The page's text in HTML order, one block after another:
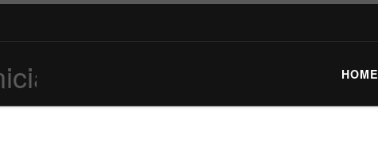
HOME